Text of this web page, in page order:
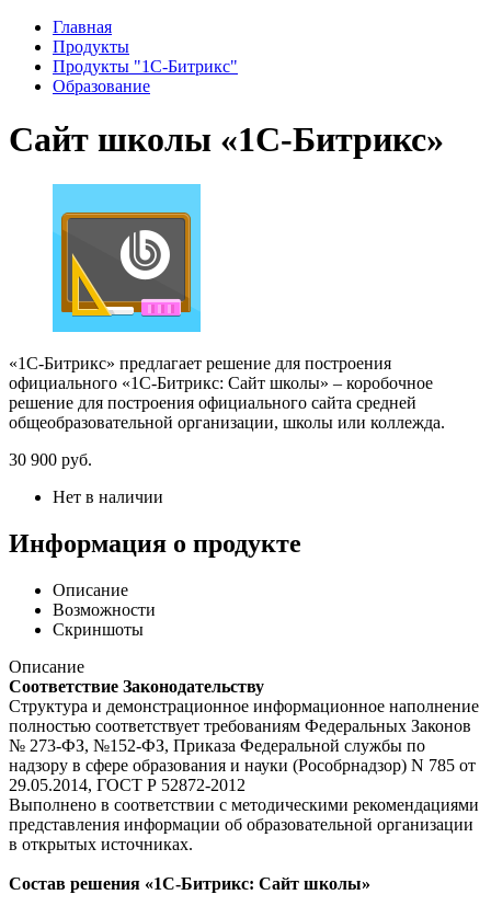
Главная
Продукты
Продукты "1С-Битрикс"
Образование
Сайт школы «1С-Битрикс»
«1С-Битрикс» предлагает решение для построения
официального «1С-Битрикс: Сайт школы» – коробочное
решение для построения официального сайта средней
общеобразовательной организации, школы или коллежда.
30 900 руб.
Нет в наличии
Информация о продукте
Описание
Возможности
Скриншоты
Описание
Соответствие Законодательству
Структура и демонстрационное информационное наполнение
полностью соответствует требованиям Федеральных Законов
№ 273-ФЗ, №152-ФЗ, Приказа Федеральной службы по
надзору в сфере образования и науки (Рособрнадзор) N 785 от
29.05.2014, ГОСТ Р 52872-2012
Выполнено в соответствии с методическими рекомендациями
представления информации об образовательной организации
в открытых источниках.
Состав решения «1С-Битрикс: Сайт школы»